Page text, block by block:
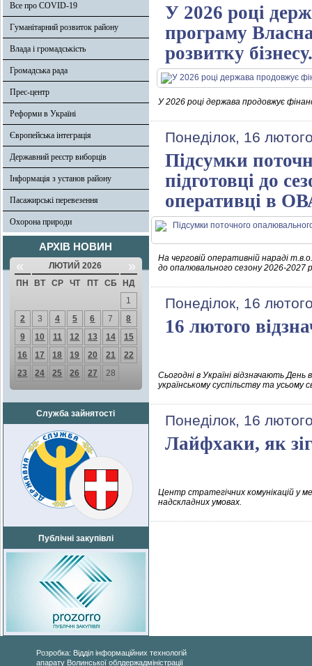
Все про COVID-19
Гуманітарний розвиток району
Влада і громадськість
Громадська рада
Прес-центр
Реформи в Україні
Європейська інтеграція
Державний реєстр виборців
Інформація з установ району
Пасажирські перевезення
Охорона природи
АРХІВ НОВИН
« ЛЮТИЙ 2026 »
ПН ВТ СР ЧТ ПТ СБ
НД
1
2
3 4 5 6 7
8
9
10 11 12 13 14
15
16
17 18 19 20 21
22
23
24 25 26 27 28
Служба зайнятості
Публічні закупівлі
У 2026 році
програму
розвитку бізнесу.
У 2026 році держава продовжує
Понеділок, 16
Підсумки
підготовці до
оперативці в
На черговій оперативній нараді
до опалювального сезону 2026-2027
Понеділок, 16
16 лютого
Сьогодні в Україні відзначають
українському суспільству та усьому
Понеділок, 16
Лайфхаки, як
Центр стратегічних комунікацій у
надскладних умовах.
Розробка: Відділ інформаційних технологій
апарату Волинської облдержадміністрації